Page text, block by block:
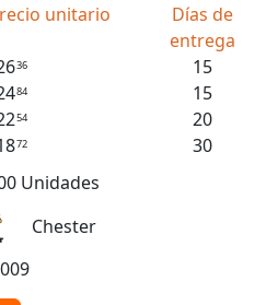
unitario
Días de
entrega
36
15
84
15
54
20
72
30
Unidades
Chester